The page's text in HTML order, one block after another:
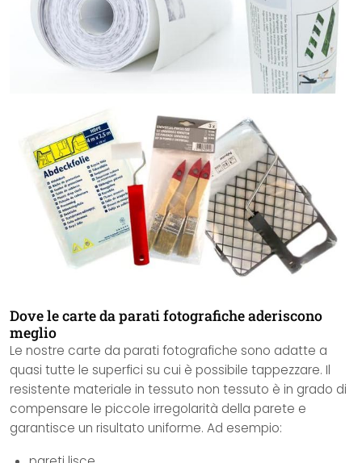
Dove le carte da parati fotografiche aderiscono
meglio
Le nostre carte da parati fotografiche sono adatte a
quasi tutte le superfici su cui è possibile tappezzare. Il
resistente materiale in tessuto non tessuto è in grado di
compensare le piccole irregolarità della parete e
garantisce un risultato uniforme. Ad esempio: